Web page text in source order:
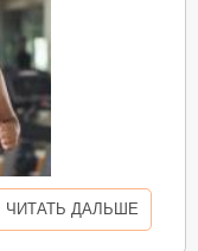
ЧИТАТЬ ДАЛЬШЕ